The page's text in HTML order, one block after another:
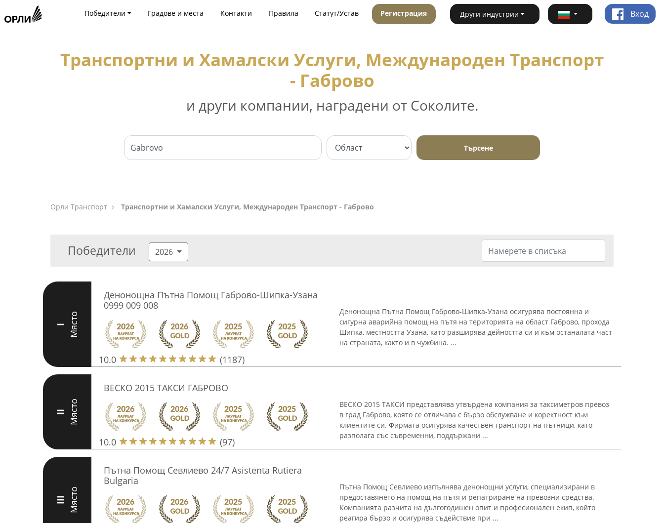
Победители Градове и места Контакти Правила Статут/Устав Регистрация Други индустрии Вход
Транспортни и Хамалски Услуги, Международен Транспорт
- Габрово
и други компании, наградени от Соколите.
Търсене
Орли Транспорт Транспортни и Хамалски Услуги, Международен Транспорт - Габрово
Победители 2026
I Място
Денонощна Пътна Помощ Габрово-Шипка-Узана
0999 009 008
10.0 (1187)
Денонощна Пътна Помощ Габрово-Шипка-Узана осигурява постоянна и
сигурна аварийна помощ на пътя на територията на област Габрово, прохода
Шипка, местността Узана, като разширява дейността си и към останалата част
на страната, както и в чужбина. ...
II Място
ВЕСКО 2015 ТАКСИ ГАБРОВО
10.0 (97)
ВЕСКО 2015 ТАКСИ представлява утвърдена компания за таксиметров превоз
в град Габрово, която се отличава с бързо обслужване и коректност към
клиентите си. Фирмата осигурява качествен транспорт на пътници, като
разполага със съвременни, поддържани ...
III Място
Пътна Помощ Севлиево 24/7 Asistenta Rutiera
Bulgaria
Пътна Помощ Севлиево изпълнява денонощни услуги, специализирани в
предоставянето на помощ на пътя и репатриране на превозни средства.
Компанията разчита на дългогодишен опит и професионален екип, който
реагира бързо и осигурява съдействие при ...